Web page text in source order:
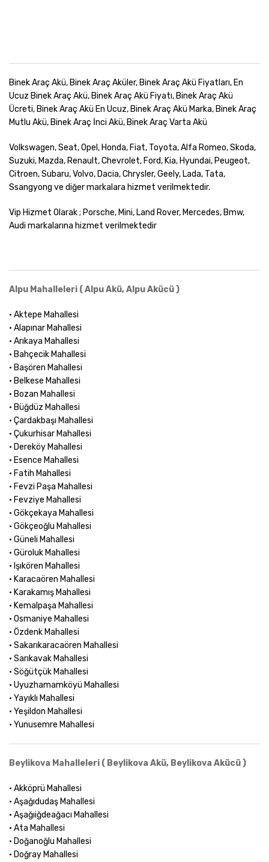
Binek Araç Akü, Binek Araç Aküler, Binek Araç Akü Fiyatları, En
Ucuz Binek Araç Akü, Binek Araç Akü Fiyatı, Binek Araç Akü
Ücreti, Binek Araç Akü En Ucuz, Binek Araç Akü Marka, Binek Araç
Mutlu Akü, Binek Araç İnci Akü, Binek Araç Varta Akü
Volkswagen, Seat, Opel, Honda, Fiat, Toyota, Alfa Romeo, Skoda,
Suzuki, Mazda, Renault, Chevrolet, Ford, Kia, Hyundai, Peugeot,
Citroen, Subaru, Volvo, Dacia, Chrysler, Geely, Lada, Tata,
Ssangyong ve diğer markalara hizmet verilmektedir.
Vip Hizmet Olarak ; Porsche, Mini, Land Rover, Mercedes, Bmw,
Audi markalarına hizmet verilmektedir
Alpu Mahalleleri ( Alpu Akü, Alpu Akücü )
• Aktepe Mahallesi
• Alapınar Mahallesi
• Arıkaya Mahallesi
• Bahçecik Mahallesi
• Başören Mahallesi
• Belkese Mahallesi
• Bozan Mahallesi
• Büğdüz Mahallesi
• Çardakbaşı Mahallesi
• Çukurhisar Mahallesi
• Dereköy Mahallesi
• Esence Mahallesi
• Fatih Mahallesi
• Fevzi Paşa Mahallesi
• Fevziye Mahallesi
• Gökçekaya Mahallesi
• Gökçeoğlu Mahallesi
• Güneli Mahallesi
• Güroluk Mahallesi
• Işıkören Mahallesi
• Karacaören Mahallesi
• Karakamış Mahallesi
• Kemalpaşa Mahallesi
• Osmaniye Mahallesi
• Özdenk Mahallesi
• Sakarıkaracaören Mahallesi
• Sarıkavak Mahallesi
• Söğütçük Mahallesi
• Uyuzhamamköyü Mahallesi
• Yayıklı Mahallesi
• Yeşildon Mahallesi
• Yunusemre Mahallesi
Beylikova Mahalleleri ( Beylikova Akü, Beylikova Akücü )
• Akköprü Mahallesi
• Aşağıdudaş Mahallesi
• Aşağıiğdeağacı Mahallesi
• Ata Mahallesi
• Doğanoğlu Mahallesi
• Doğray Mahallesi